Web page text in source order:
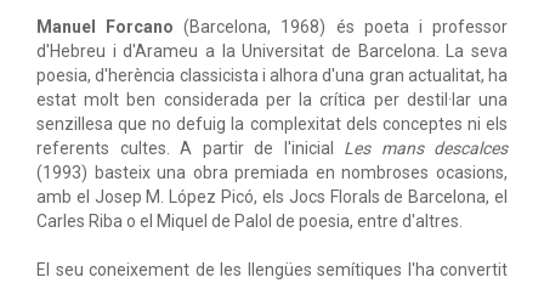
Manuel Forcano (Barcelona, 1968) és poeta i professor
d'Hebreu i d'Arameu a la Universitat de Barcelona. La seva
poesia, d'herència classicista i alhora d'una gran actualitat, ha
estat molt ben considerada per la crítica per destil·lar una
senzillesa que no defuig la complexitat dels conceptes ni els
referents cultes. A partir de l'inicial Les mans descalces
(1993) basteix una obra premiada en nombroses ocasions,
amb el Josep M. López Picó, els Jocs Florals de Barcelona, el
Carles Riba o el Miquel de Palol de poesia, entre d'altres.
El seu coneixement de les llengües semítiques l'ha convertit